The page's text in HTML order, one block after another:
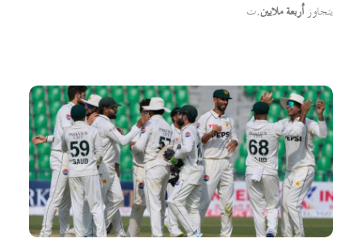
يتجاوزأربعة ملايين.ت